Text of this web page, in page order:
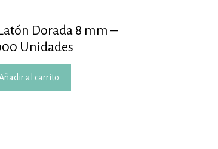
Dorada 8 mm –
Unidades
al carrito